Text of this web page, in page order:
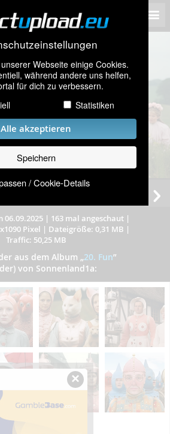
Webseite einige Cookies.
während andere uns helfen,
für dich zu verbessern.
Statistiken
Alle akzeptieren
Speichern
/ Cookie-Details
Brigitte & Marlies
06.09.2025 | 163 mal angeschaut |
Pixel | Dateigröße: 0,31 MB |
Traffic: 50,25 MB
aus dem Album „20. Fun”
von Sonnenland1a:
×